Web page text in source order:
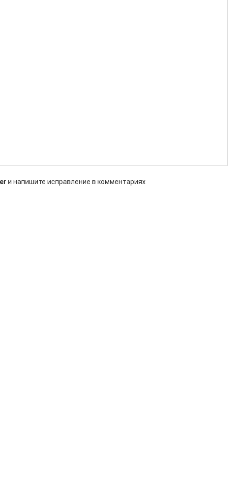
и напишите исправление в комментариях